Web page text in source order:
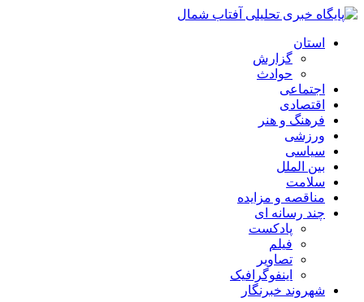
استان
گزارش
حوادث
اجتماعی
اقتصادی
فرهنگ و هنر
ورزشی
سیاسی
بین الملل
سلامت
مناقصه و مزایده
چند رسانه ای
پادکست
فیلم
تصاویر
اینفوگرافیک
شهروند خبرنگار